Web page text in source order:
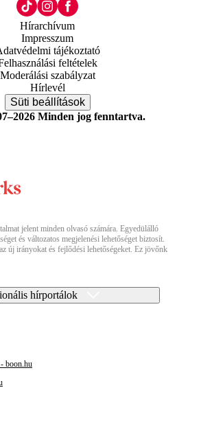
Hírarchívum
Impresszum
tájékoztató
feltételek
Moderálási szabályzat
Hírlevél
Süti beállítások
Minden jog fenntartva.
jelent minden olvasó számára. Egyedülálló
és változatos megjelenési lehetőséget biztosít.
új irányokat és fejlődési lehetőségeket. Ez jövőnk
hírportálok
boon.hu